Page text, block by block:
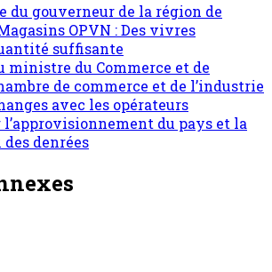
du gouverneur de la région de
OPVN : Des vivres
suffisante
ministre du Commerce et de
de commerce et de l’industrie
avec les opérateurs
l’approvisionnement du pays et la
denrées